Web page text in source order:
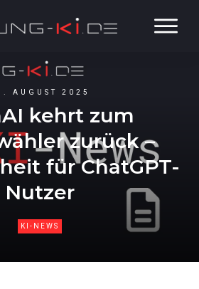
AUGUST 2025
kehrt zum
zurück –
für ChatGPT-
Nutzer
KI-NEWS